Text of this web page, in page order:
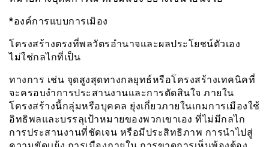
*องค์การแบบการเมิอง
โครงสร้างตรงที่พลวัตรอำนาจและผลประโยชน์ตัวเอง
ไม่ใช่กลไกที่เป็น
ทางการ เช่น จุดสูงสุดทางกลยุทธ์หรือโครงสร้างเทคนิคที่
จะครอบงำการประสานงานและการตัดสินใจ ภายใน
โครงสร้างนี้กลุ่มหรือบุคคล ยุ่งเกี่ยวภายในเกมการเมืองใช้
อิทธิพลและบรรลุเป้าหมายของพวกเขาเอง ที่ไม่มีกลไก
การประสานงานที่ชัดเจน หรือมีประสิทธิภาพ การนำไปสู่